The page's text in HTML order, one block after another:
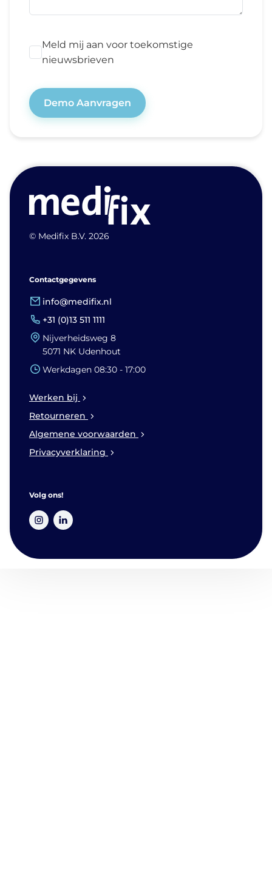
Meld mij aan voor toekomstige
nieuwsbrieven
Demo Aanvragen
© Medifix B.V. 2026
Contactgegevens
info@medifix.nl
+31 (0)13 511 1111
Nijverheidsweg 8
5071 NK Udenhout
Werkdagen 08:30 - 17:00
Werken bij
Retourneren
Algemene voorwaarden
Privacyverklaring
Volg ons!